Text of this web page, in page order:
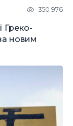
350 976
Греко-
новим